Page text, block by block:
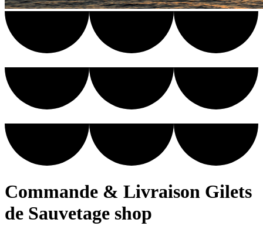
Commande & Livraison Gilets
de Sauvetage shop